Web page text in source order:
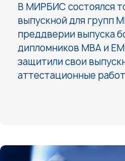
В МИРБИС состоялся
выпускной для групп
преддверии выпуска
дипломников MBA и
защитили свои
аттестационные